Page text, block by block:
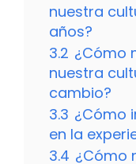
nuestra
años?
3.2 ¿Cómo
nuestra
cambio?
3.3 ¿Cómo
en la
3.4 ¿Cómo